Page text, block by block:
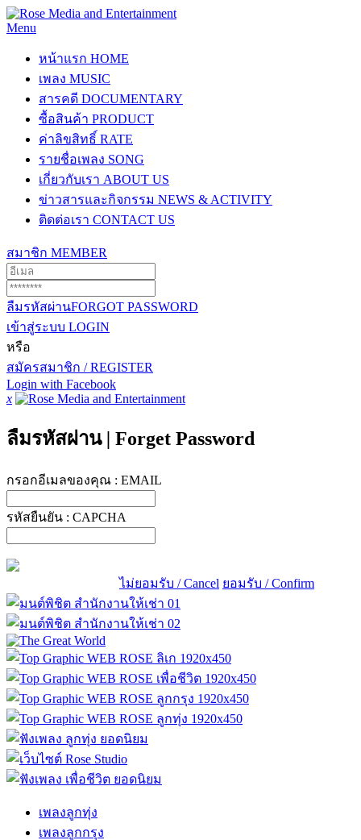
Menu
หน้าแรก HOME
เพลง MUSIC
สารคดี DOCUMENTARY
ซื้อสินค้า PRODUCT
ค่าลิขสิทธิ์ RATE
รายชื่อเพลง SONG
เกี่ยวกับเรา ABOUT US
ข่าวสารและกิจกรรม NEWS & ACTIVITY
ติดต่อเรา CONTACT US
สมาชิก MEMBER
ลืมรหัสผ่านFORGOT PASSWORD
เข้าสู่ระบบ LOGIN
หรือ
สมัครสมาชิก / REGISTER
Login with Facebook
x
ลืมรหัสผ่าน | Forget Password
กรอกอีเมลของคุณ : EMAIL
รหัสยืนยัน : CAPCHA
ไม่ยอมรับ / Cancel ยอมรับ / Confirm
เพลงลูกทุ่ง
เพลงลูกกรุง